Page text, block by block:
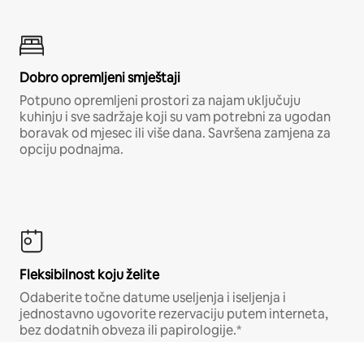
Dobro opremljeni smještaji
Potpuno opremljeni prostori za najam uključuju
kuhinju i sve sadržaje koji su vam potrebni za ugodan
boravak od mjesec ili više dana. Savršena zamjena za
opciju podnajma.
Fleksibilnost koju želite
Odaberite točne datume useljenja i iseljenja i
jednostavno ugovorite rezervaciju putem interneta,
bez dodatnih obveza ili papirologije.*